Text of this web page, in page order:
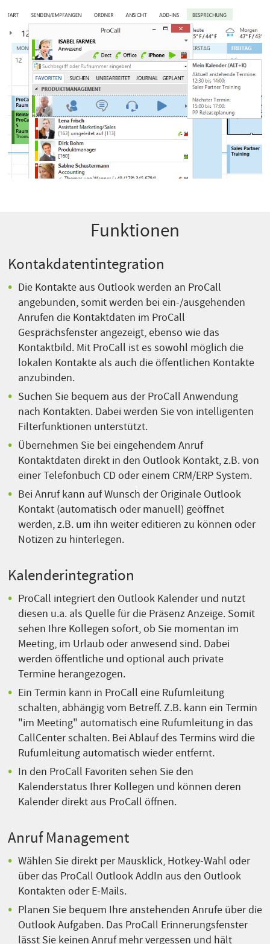
Funktionen
Kontakdatentintegration
Die Kontakte aus Outlook werden an ProCall
angebunden, somit werden bei ein-/ausgehenden
Anrufen die Kontaktdaten im ProCall
Gesprächsfenster angezeigt, ebenso wie das
Kontaktbild. Mit ProCall ist es sowohl möglich die
lokalen Kontakte als auch die öffentlichen Kontakte
anzubinden.
Suchen Sie bequem aus der ProCall Anwendung
nach Kontakten. Dabei werden Sie von intelligenten
Filterfunktionen unterstützt.
Übernehmen Sie bei eingehendem Anruf
Kontaktdaten direkt in den Outlook Kontakt, z.B. von
einer Telefonbuch CD oder einem CRM/ERP System.
Bei Anruf kann auf Wunsch der Originale Outlook
Kontakt (automatisch oder manuell) geöffnet
werden, z.B. um ihn weiter editieren zu können oder
Notizen zu hinterlegen.
Kalenderintegration
ProCall integriert den Outlook Kalender und nutzt
diesen u.a. als Quelle für die Präsenz Anzeige. Somit
sehen Ihre Kollegen sofort, ob Sie momentan im
Meeting, im Urlaub oder anwesend sind. Dabei
werden öffentliche und optional auch private
Termine herangezogen.
Ein Termin kann in ProCall eine Rufumleitung
schalten, abhängig vom Betreff. Z.B. kann ein Termin
"im Meeting" automatisch eine Rufumleitung in das
CallCenter schalten. Bei Ablauf des Termins wird die
Rufumleitung automatisch wieder entfernt.
In den ProCall Favoriten sehen Sie den
Kalenderstatus Ihrer Kollegen und können deren
Kalender direkt aus ProCall öffnen.
Anruf Management
Wählen Sie direkt per Mausklick, Hotkey-Wahl oder
über das ProCall Outlook AddIn aus den Outlook
Kontakten oder E-Mails.
Planen Sie bequem Ihre anstehenden Anrufe über die
Outlook Aufgaben. Das ProCall Erinnerungsfenster
lässt Sie keinen Anruf mehr vergessen und hält